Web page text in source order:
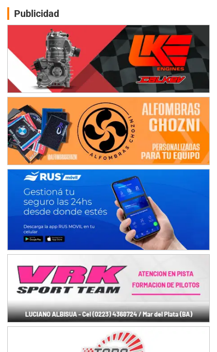
NORESTE SANTAFESINO - F6
Avellaneda (Santa Fe)
SUR SANTAFESINO - F4
José Samuel Sánchez (Tierra)
Rufino (Santa Fe)
TUCUMANO - F5
Juan Navarro (Asfalto)
COBERTURA ESPECIAL DE E-KART.COM.AR
08/09-AGO
IAME SERIES ARGENTINA 6
Ramiro Tot (Asfalto)
Baradero (Buenos Aires)
KDO - F6
Ciudad de Trenque Lauquen (Asfalto)
Trenque Lauquen (Buenos Aires)
Parque de la Velocidad (Asfalto)
Villaguay (Entre Ríos)
El Cerro (Tierra)
Victoria (Entre Ríos)
PATAGONICO - F6
Moto Club Reginense (Tierra)
Gral. E. Godoy (Río Negro)
Publicidad